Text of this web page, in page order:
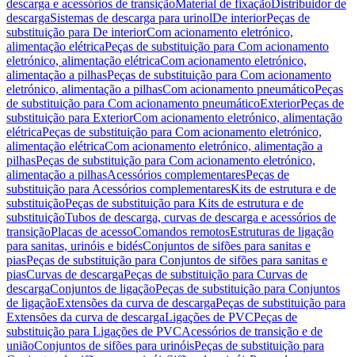
descarga e acessórios de transiçãoMaterial de fixaçãoDistribuidor de
descargaSistemas de descarga para urinolDe interiorPeças de
substituição para De interiorCom acionamento eletrónico,
alimentação elétricaPeças de substituição para Com acionamento
eletrónico, alimentação elétricaCom acionamento eletrónico,
alimentação a pilhasPeças de substituição para Com acionamento
eletrónico, alimentação a pilhasCom acionamento pneumáticoPeças
de substituição para Com acionamento pneumáticoExteriorPeças de
substituição para ExteriorCom acionamento eletrónico, alimentação
elétricaPeças de substituição para Com acionamento eletrónico,
alimentação elétricaCom acionamento eletrónico, alimentação a
pilhasPeças de substituição para Com acionamento eletrónico,
alimentação a pilhasAcessórios complementaresPeças de
substituição para Acessórios complementaresKits de estrutura e de
substituiçãoPeças de substituição para Kits de estrutura e de
substituiçãoTubos de descarga, curvas de descarga e acessórios de
transiçãoPlacas de acessoComandos remotosEstruturas de ligação
para sanitas, urinóis e bidésConjuntos de sifões para sanitas e
piasPeças de substituição para Conjuntos de sifões para sanitas e
piasCurvas de descargaPeças de substituição para Curvas de
descargaConjuntos de ligaçãoPeças de substituição para Conjuntos
de ligaçãoExtensões da curva de descargaPeças de substituição para
Extensões da curva de descargaLigações de PVCPeças de
substituição para Ligações de PVCAcessórios de transição e de
uniãoConjuntos de sifões para urinóisPeças de substituição para